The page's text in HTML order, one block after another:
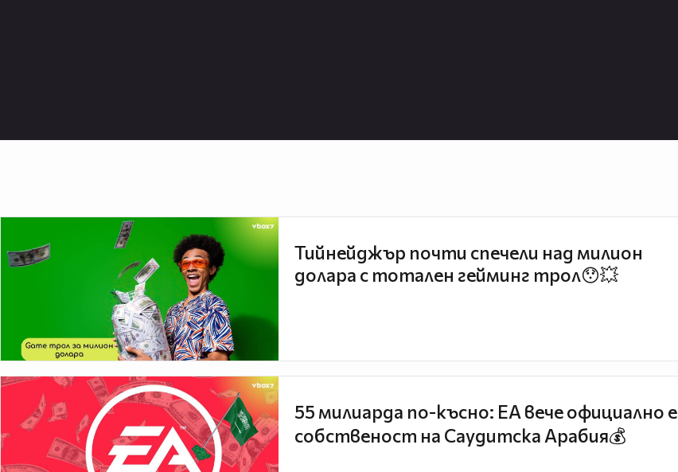
Тийнейджър почти спечели над милион
долара с тотален гейминг трол😯💥
55 милиарда по-късно: EA вече официално е
собственост на Саудитска Арабия💰